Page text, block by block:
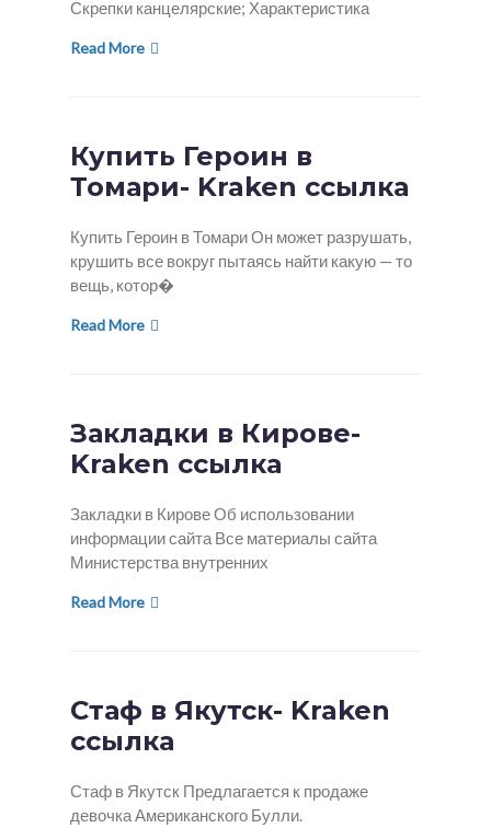
Скрепки канцелярские; Характеристика
Read More
Купить Героин в
Томари- Kraken ссылка
Купить Героин в Томари Он может разрушать,
крушить все вокруг пытаясь найти какую — то
вещь, котор�
Read More
Закладки в Кирове-
Kraken ссылка
Закладки в Кирове Об использовании
информации сайта Все материалы сайта
Министерства внутренних
Read More
Стаф в Якутск- Kraken
ссылка
Стаф в Якутск Предлагается к продаже
девочка Американского Булли.